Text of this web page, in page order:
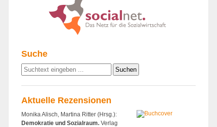
Suche
Aktuelle Rezensionen
Monika Alisch, Martina Ritter (Hrsg.):
Demokratie und Sozialraum. Verlag